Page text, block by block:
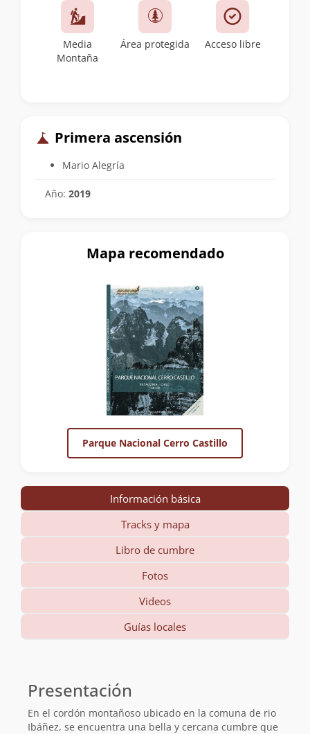
Media
Montaña
Área protegida Acceso libre
Primera ascensión
Mario Alegría
Año: 2019
Mapa recomendado
Parque Nacional Cerro Castillo
Información básica
Tracks y mapa
Libro de cumbre
Fotos
Videos
Guías locales
básica
Presentación
En el cordón montañoso ubicado en la comuna de rio
Ibáñez, se encuentra una bella y cercana cumbre que